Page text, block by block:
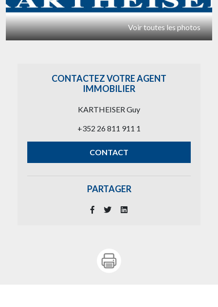
Voir toutes les photos
CONTACTEZ VOTRE AGENT
IMMOBILIER
KARTHEISER Guy
+352 26 811 911 1
CONTACT
PARTAGER